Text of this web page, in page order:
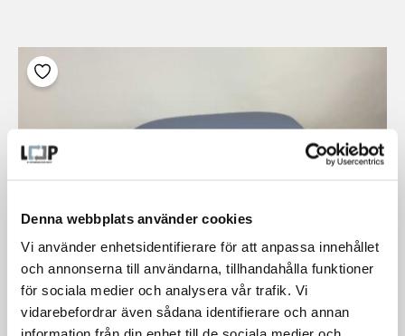
Denna webbplats använder cookies
Vi använder enhetsidentifierare för att anpassa innehållet
och annonserna till användarna, tillhandahålla funktioner
för sociala medier och analysera vår trafik. Vi
vidarebefordrar även sådana identifierare och annan